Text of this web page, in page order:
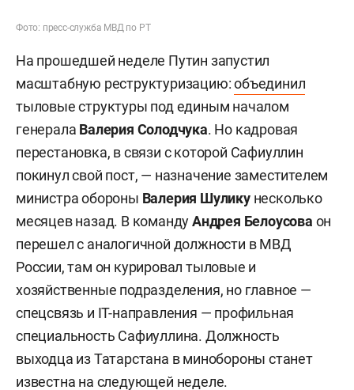
Фото: пресс-служба МВД по РТ
На прошедшей неделе Путин запустил
масштабную реструктуризацию:объединил
тыловые структуры под единым началом
генерала Валерия Солодчука. Но кадровая
перестановка, в связи с которой Сафиуллин
покинул свой пост, — назначение заместителем
министра обороны Валерия Шуликунесколько
месяцев назад. В командуАндрея Белоусова он
перешел с аналогичной должности в МВД
России, там он курировал тыловые и
хозяйственные подразделения, но главное —
спецсвязь и IT-направления — профильная
специальность Сафиуллина. Должность
выходца из Татарстана в минобороны станет
известна на следующей неделе.